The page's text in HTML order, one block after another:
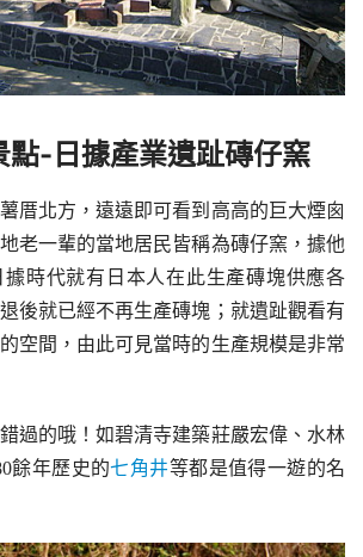
點- 日據產業遺趾磚仔窯
厝北方，遠遠即可看到高高的巨大煙囪
老一輩的當地居民皆稱為磚仔窯，據他
時代就有日本人在此生產磚塊供應各
後就已經不再生產磚塊；就遺趾觀看有
空間，由此可見當時的生產規模是非常
過的哦！如碧清寺建築莊嚴宏偉、水林
餘年歷史的七角井等都是值得一遊的名